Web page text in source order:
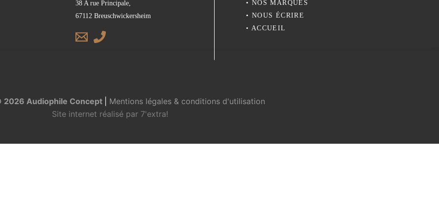
38 A rue Principale,
67112 Breuschwickersheim
• NOS MARQUES
• NOUS ÉCRIRE
• ACCUEIL
2026 Audiophile Concept
Mentions légales & conditions d'utilisation
Site internet réalisé par7'extra!